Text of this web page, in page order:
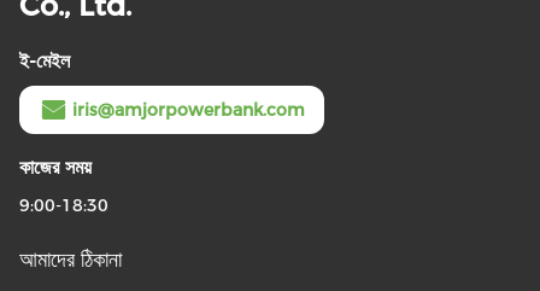
ই-মেইল
iris@amjorpowerbank.com
কাজের সময়
9:00-18:30
আমাদের ঠিকানা